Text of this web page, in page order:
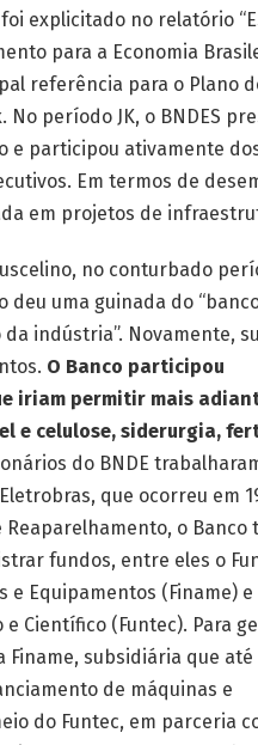
explicitado no relatório
para a Economia
referência para o Plano
período JK, o BNDES
e participou ativamente
Em termos de
em projetos de
no conturbado
deu uma guinada do
indústria”. Novamente,
O Banco participou
iriam permitir mais
e celulose, siderurgia,
do BNDE
que ocorreu em
o Banco
fundos, entre eles o
e Equipamentos (Finame) e
Científico (Funtec). Para
Finame, subsidiária que até
de máquinas e
do Funtec, em parceria